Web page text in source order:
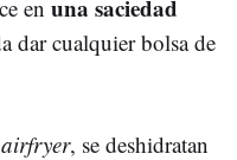
en una saciedad
dar cualquier bolsa de
airfryer, se deshidratan